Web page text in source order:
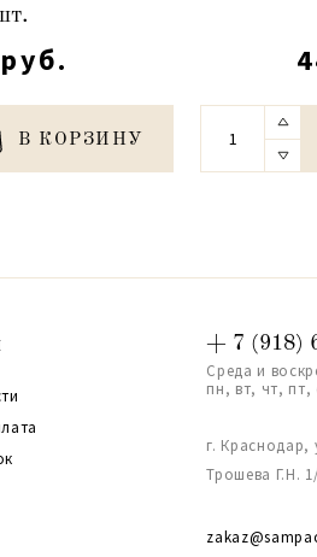
В КОРЗИНУ
+ 7 (918)
Среда и
пн, вт, чт, пт,
г. Краснодар,
Трошева Г.Н.